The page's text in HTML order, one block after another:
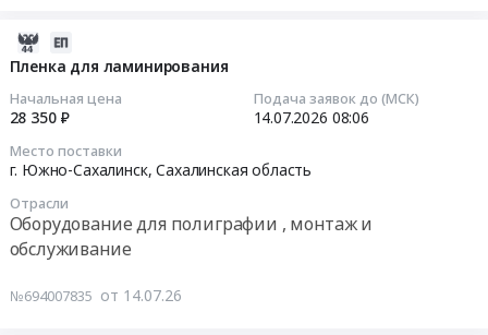
Пленка для ламинирования
Начальная цена
28 350 ₽
Подача заявок до (МСК)
14.07.2026 08:06
Место поставки
г. Южно-Сахалинск,Сахалинская область
Отрасли
Оборудование для полиграфии , монтаж и
обслуживание
№694007835 от 14.07.26